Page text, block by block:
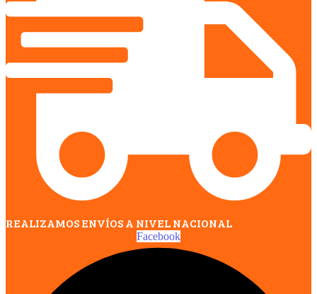
REALIZAMOS ENVÍOS A NIVEL NACIONAL
Facebook